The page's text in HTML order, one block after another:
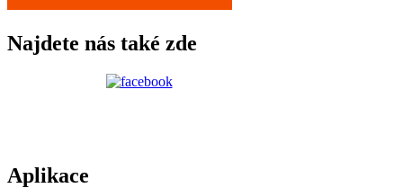
Najdete nás také zde
Aplikace